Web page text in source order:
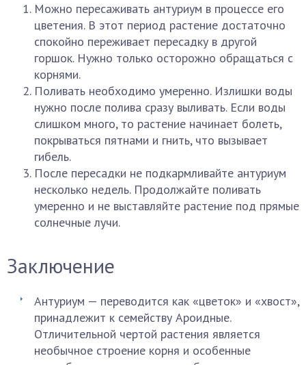
Можно пересаживать антуриум в процессе его
цветения. В этот период растение достаточно
спокойно переживает пересадку в другой
горшок. Нужно только осторожно обращаться с
корнями.
Поливать необходимо умеренно. Излишки воды
нужно после полива сразу выливать. Если воды
слишком много, то растение начинает болеть,
покрываться пятнами и гнить, что вызывает
гибель.
После пересадки не подкармливайте антуриум
несколько недель. Продолжайте поливать
умеренно и не выставляйте растение под прямые
солнечные лучи.
Заключение
Антуриум — переводится как «цветок» и «хвост»,
принадлежит к семейству Ароидные.
Отличительной чертой растения является
необычное строение корня и особенные